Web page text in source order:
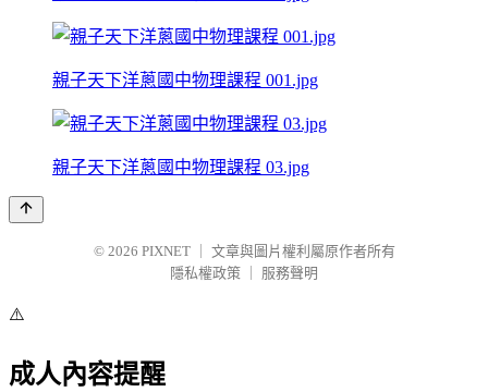
親子天下洋蔥國中物理課程 001.jpg
親子天下洋蔥國中物理課程 03.jpg
© 2026 PIXNET
文章與圖片權利屬原作者所有
隱私權政策
服務聲明
⚠️
成人內容提醒